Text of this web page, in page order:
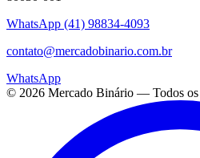
WhatsApp (41) 98834-4093
contato@mercadobinario.com.br
WhatsApp
© 2026 Mercado Binário — Todos os